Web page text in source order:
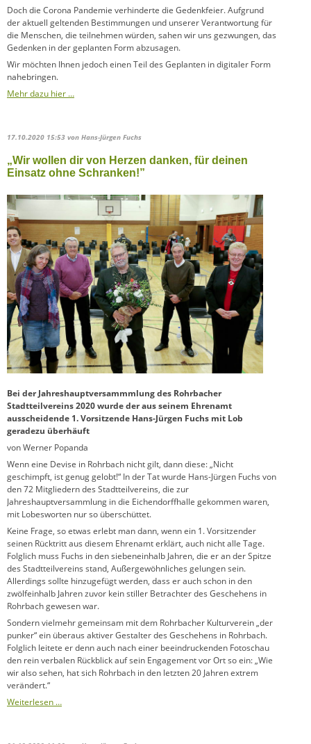
Doch die Corona Pandemie verhinderte die Gedenkfeier. Aufgrund
der aktuell geltenden Bestimmungen und unserer Verantwortung für
die Menschen, die teilnehmen würden, sahen wir uns gezwungen, das
Gedenken in der geplanten Form abzusagen.
Wir möchten Ihnen jedoch einen Teil des Geplanten in digitaler Form
nahebringen.
Mehr dazu hier …
17.10.2020 15:53 von Hans-Jürgen Fuchs
„Wir wollen dir von Herzen danken, für deinen
Einsatz ohne Schranken!”
Bei der Jahreshauptversammmlung des Rohrbacher
Stadtteilvereins 2020 wurde der aus seinem Ehrenamt
ausscheidende 1. Vorsitzende Hans-Jürgen Fuchs mit Lob
geradezu überhäuft
von Werner Popanda
Wenn eine Devise in Rohrbach nicht gilt, dann diese: „Nicht
geschimpft, ist genug gelobt!“ In der Tat wurde Hans-Jürgen Fuchs von
den 72 Mitgliedern des Stadtteilvereins, die zur
Jahreshauptversammlung in die Eichendorffhalle gekommen waren,
mit Lobesworten nur so überschüttet.
Keine Frage, so etwas erlebt man dann, wenn ein 1. Vorsitzender
seinen Rücktritt aus diesem Ehrenamt erklärt, auch nicht alle Tage.
Folglich muss Fuchs in den siebeneinhalb Jahren, die er an der Spitze
des Stadtteilvereins stand, Außergewöhnliches gelungen sein.
Allerdings sollte hinzugefügt werden, dass er auch schon in den
zwölfeinhalb Jahren zuvor kein stiller Betrachter des Geschehens in
Rohrbach gewesen war.
Sondern vielmehr gemeinsam mit dem Rohrbacher Kulturverein „der
punker“ ein überaus aktiver Gestalter des Geschehens in Rohrbach.
Folglich leitete er denn auch nach einer beeindruckenden Fotoschau
den rein verbalen Rückblick auf sein Engagement vor Ort so ein: „Wie
wir also sehen, hat sich Rohrbach in den letzten 20 Jahren extrem
verändert.“
Weiterlesen …